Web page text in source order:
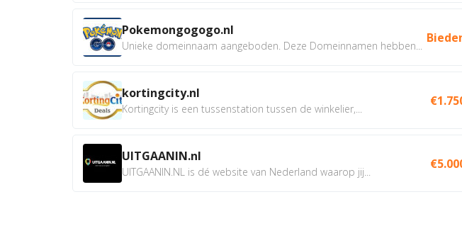
Pokemongogogo.nl
Unieke domeinnaam aangeboden. Deze Domeinnamen hebben...
kortingcity.nl
Kortingcity is een tussenstation tussen de winkelier,...
UITGAANIN.nl
UITGAANIN.NL is dé website van Nederland waarop jij...